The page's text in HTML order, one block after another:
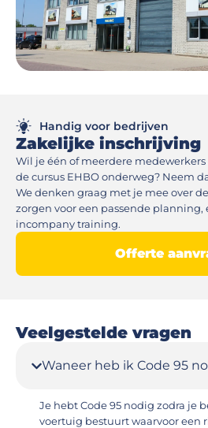
Handig voor bedrijven
Zakelijke inschrijving
Wil je één of meerdere
de cursus EHBO onderweg? Neem
We denken graag met je mee over
zorgen voor een passende planning,
incompany training.
Offerte
Veelgestelde vragen
Waneer heb ik Code 95
Je hebt Code 95 nodig zodra je
voertuig bestuurt waarvoor een